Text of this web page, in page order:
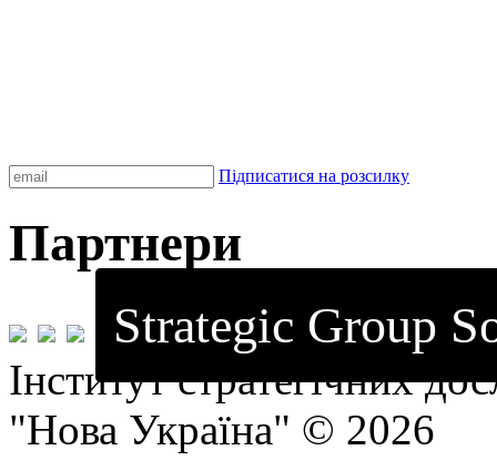
Підписатися на розсилку
Партнери
Strategic Group
Інститут стратегічних
"Нова Україна" © 2026